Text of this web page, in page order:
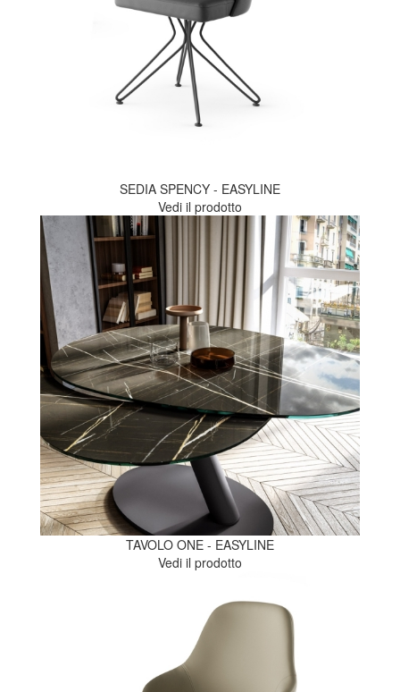
SEDIA SPENCY - EASYLINE
Vedi il prodotto
TAVOLO ONE - EASYLINE
Vedi il prodotto